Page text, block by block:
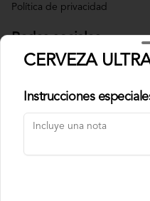
Política de privacidad
Redes sociales
Iniciar sesión
CERVEZA
Instrucciones